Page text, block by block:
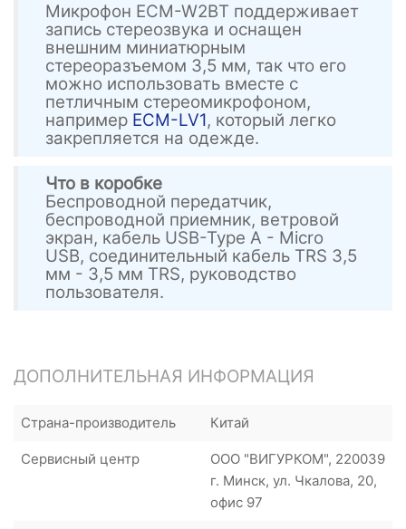
Микрофон ECM-W2BT поддерживает
запись стереозвука и оснащен
внешним миниатюрным
стереоразъемом 3,5 мм, так что его
можно использовать вместе с
петличным стереомикрофоном,
например ECM-LV1, который легко
закрепляется на одежде.
Что в коробке
Беспроводной передатчик,
беспроводной приемник, ветровой
экран, кабель USB-Type A - Micro
USB, соединительный кабель TRS 3,5
мм - 3,5 мм TRS, руководство
пользователя.
ДОПОЛНИТЕЛЬНАЯ ИНФОРМАЦИЯ
Страна-производитель Китай
Сервисный центр
ООО "ВИГУРКОМ", 220039
г. Минск, ул. Чкалова, 20,
офис 97